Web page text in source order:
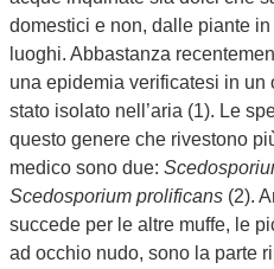
domestici e non, dalle piante
luoghi. Abbastanza
una epidemia verificatesi in
stato isolato nell’aria (1). Le
questo genere che rivestono
medico sono due:
Scedosporium prolificans (2).
succede per le altre muffe, le
ad occhio nudo, sono la parte